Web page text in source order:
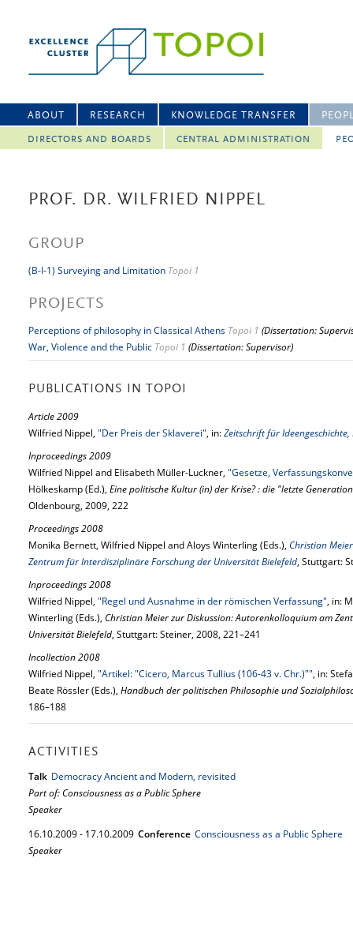
ABOUT RESEARCH KNOWLEDGE TRANSFER
DIRECTORS AND BOARDS CENTRAL ADMINISTRATION
PROF. DR. WILFRIED NIPPEL
GROUP
(B-I-1) Surveying and Limitation Topoi 1
PROJECTS
Perceptions of philosophy in Classical Athens Topoi 1 (Dissertation:
War, Violence and the Public Topoi 1 (Dissertation: Supervisor)
PUBLICATIONS IN TOPOI
Article 2009
Wilfried Nippel, "Der Preis der Sklaverei", in:Zeitschrift für Ideengeschichte,
Inproceedings 2009
Wilfried Nippel and Elisabeth Müller-Luckner, "Gesetze,
Hölkeskamp (Ed.), Eine politische Kultur (in) der Krise? : die "letzte
Oldenbourg, 2009, 222
Proceedings 2008
Monika Bernett, Wilfried Nippel and Aloys Winterling (Eds.), Christian
Zentrum für Interdisziplinäre Forschung der Universität Bielefeld, Stuttgart:
Inproceedings 2008
Wilfried Nippel, "Regel und Ausnahme in der römischen Verfassung", in:
Winterling (Eds.), Christian Meier zur Diskussion: Autorenkolloquium am
Universität Bielefeld, Stuttgart: Steiner, 2008, 221–241
Incollection 2008
Wilfried Nippel, "Artikel: "Cicero, Marcus Tullius (106-43 v. Chr.)"", in:
Beate Rössler (Eds.), Handbuch der politischen Philosophie und
186–188
ACTIVITIES
Talk Democracy Ancient and Modern, revisited
Part of: Consciousness as a Public Sphere
Speaker
16.10.2009- 17.10.2009 Conference Consciousness as a Public Sphere
Speaker